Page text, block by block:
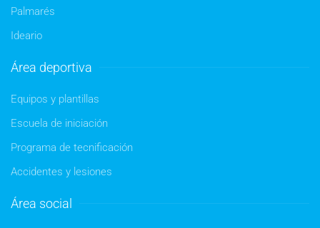
Palmarés
Ideario
Área deportiva
Equipos y plantillas
Escuela de iniciación
Programa de tecnificación
Accidentes y lesiones
Área social